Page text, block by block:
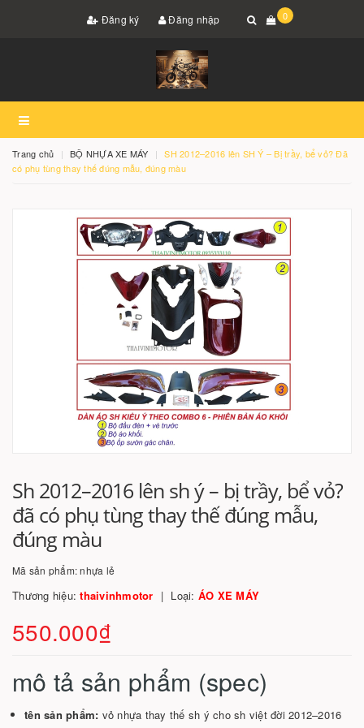
Đăng ký Đăng nhập 0
Trang chủ BỘ NHỰA XE MÁY
SH 2012–2016 lên SH Ý – Bị trầy, bể vỏ? Đã
có phụ tùng thay thế đúng mẫu, đúng màu
Sh 2012–2016 lên sh ý – bị trầy, bể vỏ?
đã có phụ tùng thay thế đúng mẫu,
đúng màu
Mã sản phẩm:nhựa lẻ
Thương hiệu:thaivinhmotor Loại: ÁO XE MÁY
550.000₫
mô tả sản phẩm (spec)
tên sản phẩm: vỏ nhựa thay thế sh ý cho sh việt đời 2012–2016